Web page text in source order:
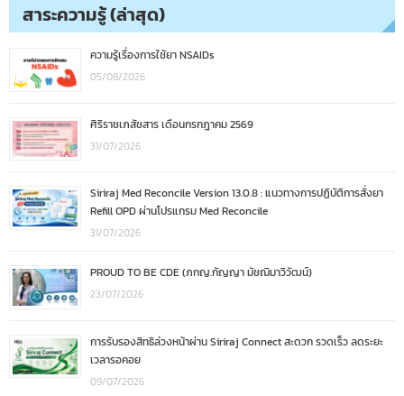
สาระความรู้ (ล่าสุด)
ความรู้เรื่องการใช้ยา NSAIDs
05/08/2026
ศิริราชเภสัชสาร เดือนกรกฎาคม 2569
31/07/2026
Siriraj Med Reconcile Version 13.0.8 : แนวทางการปฏิบัติการสั่งยา
Refill OPD ผ่านโปรแกรม Med Reconcile
31/07/2026
PROUD TO BE CDE (ภกญ.กัญญา มัชฌิมาวิวัฒน์)
23/07/2026
การรับรองสิทธิล่วงหน้าผ่าน Siriraj Connect สะดวก รวดเร็ว ลดระยะ
เวลารอคอย
09/07/2026